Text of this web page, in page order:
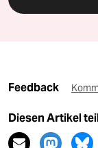
Feedback
Diesen Artikel